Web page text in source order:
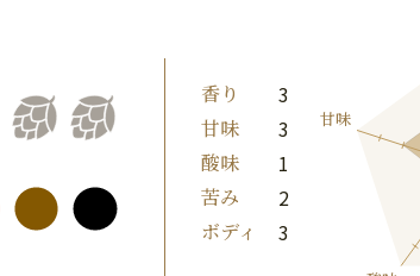
香り 3
甘味 3
酸味 1
苦み 2
ボディ 3